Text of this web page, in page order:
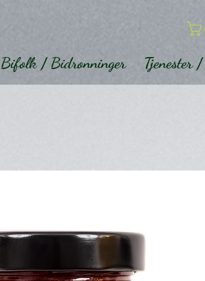
Bifolk / Bidronninger Tjenester